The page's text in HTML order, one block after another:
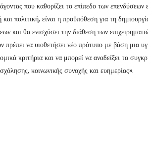
που καθορίζει το επίπεδο των
πολιτική, είναι η προϋπόθεση για τη
και θα ενισχύσει την διάθεση των
πρέπει να υιοθετήσει νέο πρότυπο με βάση μια
κριτήρια και να μπορεί να αναδείξει τα
κοινωνικής συνοχής και ευημερίας».